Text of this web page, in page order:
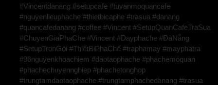
#Vincentdanang #setupcafe #tuvanmoquancafe
#nguyenlieuphache #thietbicaphe #trasua #danang
#quancafedanang #coffee #Vincent #SetupQuanCafeTraSua
#ChuyenGiaPhaChe #Vincent #Dayphache #ĐàNẵng
#SetupTrọnGói #ThiếtBịPhaChế #traphamay #mayphatra
#96nguyenkhoachiem #daotaophache #phachemoquan
#phachechuyennghiep #phachetonghop
#trungtamdaotaophache #trungtamphachedanang #trasua